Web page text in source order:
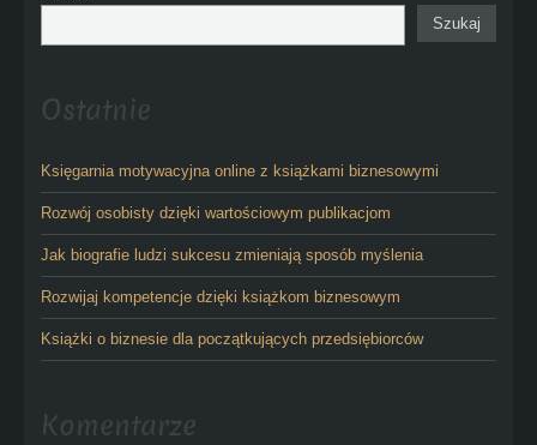
Szukaj
Ostatnie
Księgarnia motywacyjna online z książkami biznesowymi
Rozwój osobisty dzięki wartościowym publikacjom
Jak biografie ludzi sukcesu zmieniają sposób myślenia
Rozwijaj kompetencje dzięki książkom biznesowym
Książki o biznesie dla początkujących przedsiębiorców
Komentarze